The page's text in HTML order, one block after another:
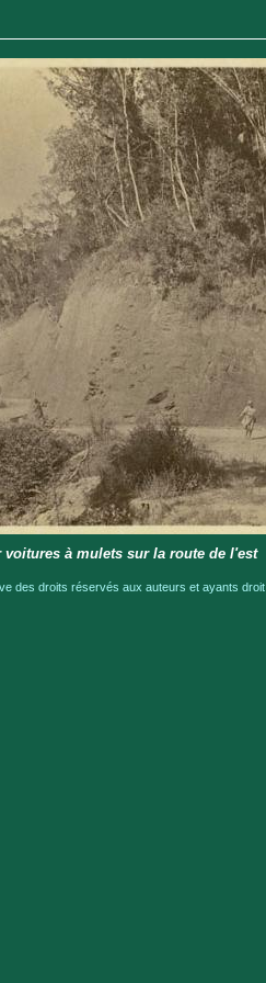
voitures à mulets sur la route de l'est
des droits réservés aux auteurs et ayants droit